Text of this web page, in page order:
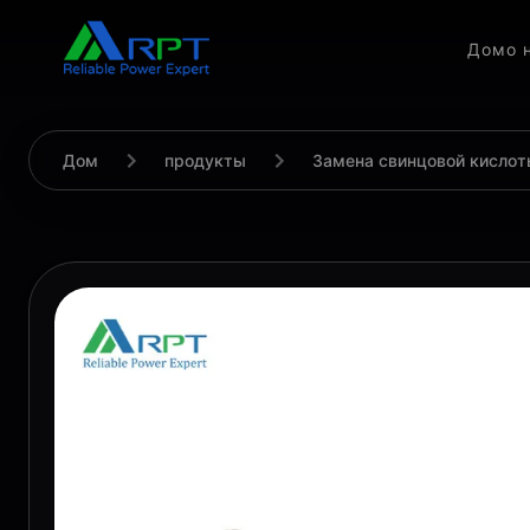
Домо
Дом продукты Замена свинцовой